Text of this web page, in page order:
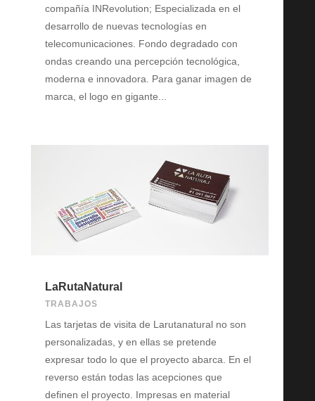
compañía INRevolution; Especializada en el
desarrollo de nuevas tecnologías en
telecomunicaciones. Fondo degradado con
ondas creando una percepción tecnológica,
moderna e innovadora. Para ganar imagen de
marca, el logo en gigante...
LaRutaNatural
TRABAJOS
Las tarjetas de visita de Larutanatural no son
personalizadas, y en ellas se pretende
expresar todo lo que el proyecto abarca. En el
reverso están todas las acepciones que
definen el proyecto. Impresas en material